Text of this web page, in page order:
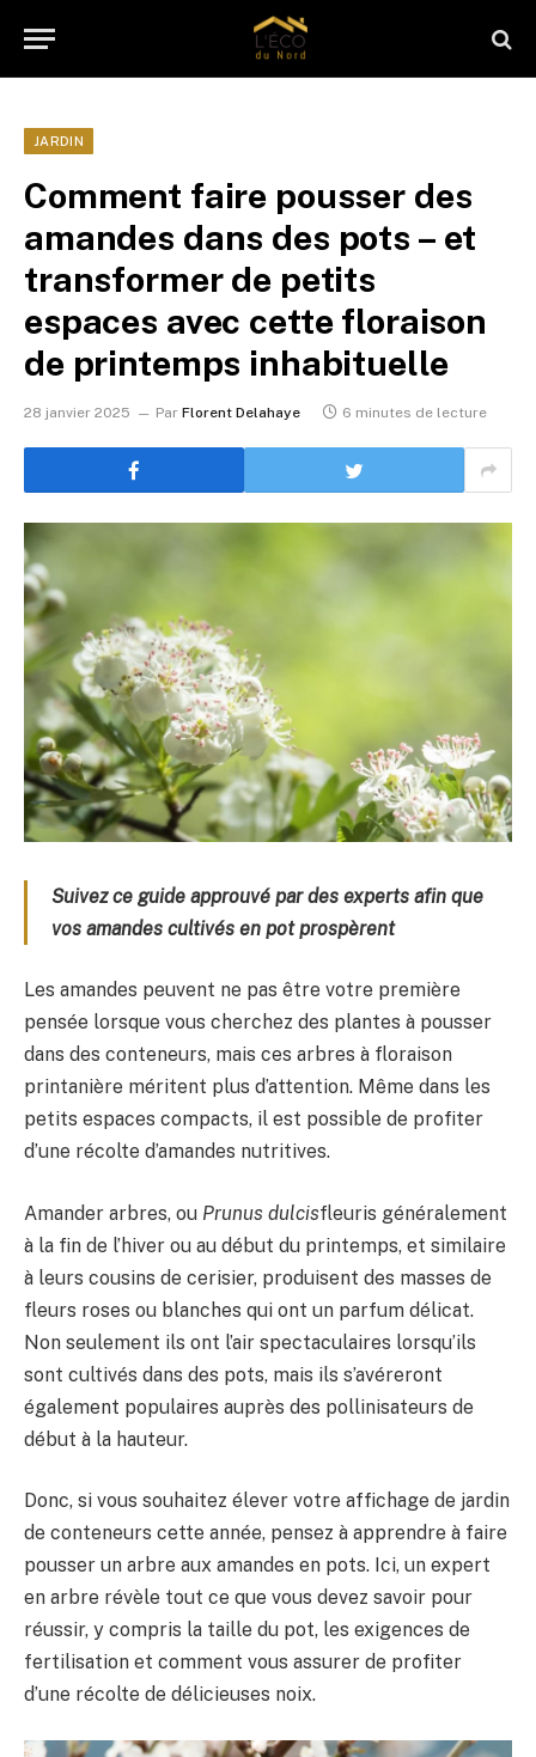
JARDIN
Comment faire pousser des
amandes dans des pots – et
transformer de petits
espaces avec cette floraison
de printemps inhabituelle
28 janvier 2025 Par Florent Delahaye 6 minutes de lecture
Suivez ce guide approuvé par des experts afin que
vos amandes cultivés en pot prospèrent
Les amandes peuvent ne pas être votre première
pensée lorsque vous cherchez des plantes à pousser
dans des conteneurs, mais ces arbres à floraison
printanière méritent plus d’attention. Même dans les
petits espaces compacts, il est possible de profiter
d’une récolte d’amandes nutritives.
Amander arbres, ou Prunus dulcisfleuris généralement
à la fin de l’hiver ou au début du printemps, et similaire
à leurs cousins ​​de cerisier, produisent des masses de
fleurs roses ou blanches qui ont un parfum délicat.
Non seulement ils ont l’air spectaculaires lorsqu’ils
sont cultivés dans des pots, mais ils s’avéreront
également populaires auprès des pollinisateurs de
début à la hauteur.
Donc, si vous souhaitez élever votre affichage de jardin
de conteneurs cette année, pensez à apprendre à faire
pousser un arbre aux amandes en pots. Ici, un expert
en arbre révèle tout ce que vous devez savoir pour
réussir, y compris la taille du pot, les exigences de
fertilisation et comment vous assurer de profiter
d’une récolte de délicieuses noix.